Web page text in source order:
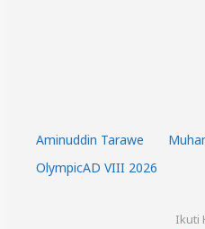
Aminuddin Tarawe
OlympicAD VIII 2026
Ikuti